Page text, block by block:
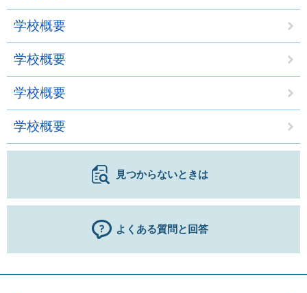
学校概要
学校概要
学校概要
学校概要
見つからないときは
よくある質問と回答